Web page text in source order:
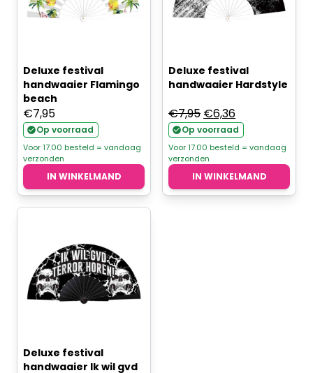
Deluxe festival
handwaaier Flamingo
beach
€7,95
Op voorraad
Voor 17.00 besteld = vandaag
verzonden
IN WINKELMAND
Deluxe festival
handwaaier Hardstyle
€7,95 Oorspronkelijke
prijs
was:
€7,95.
€6,36Huidige
prijs
is:
€6,36.
Op voorraad
Voor 17.00 besteld = vandaag
verzonden
IN WINKELMAND
Deluxe festival
handwaaier Ik wil gvd